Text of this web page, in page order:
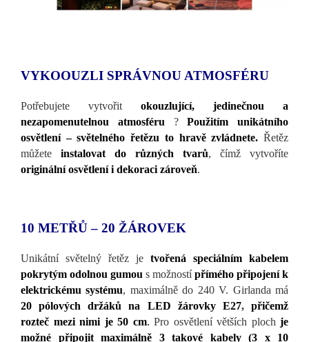
VYKOOUZLI SPRÁVNOU ATMOSFÉRU
Potřebujete vytvořit okouzlující, jedinečnou a
nezapomenutelnou atmosféru ?Použitím unikátního
osvětlení – světelného řetězu to hravě zvládnete. Řetěz
můžete
instalovat do různých tvarů, čímž vytvoříte
originální osvětlení i dekoraci zároveň.
10 METŘŮ – 20 ŽÁROVEK
Unikátní světelný řetěz je tvořená speciálním kabelem
pokrytým odolnou gumou s možnostípřímého připojení k
elektrickému systému, maximálně do 240 V. Girlanda má
20 pólových držáků na LED žárovky E27,přičemž
rozteč mezi nimi je 50 cm. Pro osvětlení větších ploch je
možné připojit maximálně 3 takové kabely (3 x 10